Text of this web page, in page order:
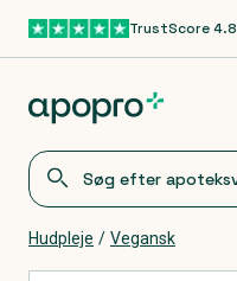
Gå til hovedindholdTrustScore 4.8
Hudpleje / Vegansk